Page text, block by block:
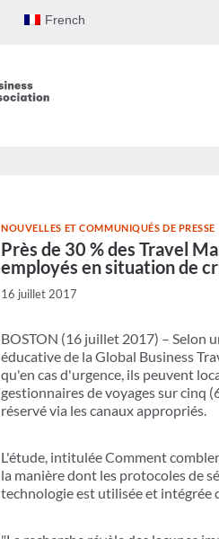
French
NOUVELLES ET COMMUNIQUÉS DE PRESSE
Près de 30 % des Travel
employés en situation de
16 juillet 2017
BOSTON (16 juillet 2017) – Selon
éducative de la Global Business
qu'en cas d'urgence, ils peuvent
gestionnaires de voyages sur cinq
réservé via les canaux appropriés.
L'étude, intitulée Comment
la manière dont les protocoles de
technologie est utilisée et intégrée